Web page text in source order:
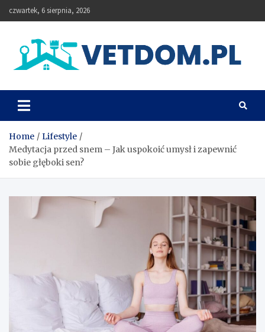
to
czwartek, 6 sierpnia, 2026
Vetdom
Home
Lifestyle
Medytacja przed snem – Jak uspokoić umysł i zapewnić
sobie głęboki sen?